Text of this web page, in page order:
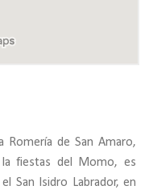
Romería de San Amaro,
la fiestas del Momo, es
San Isidro Labrador, en